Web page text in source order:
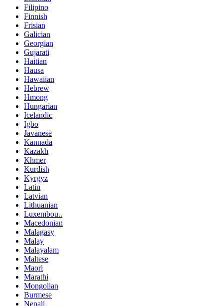
Filipino
Finnish
Frisian
Galician
Georgian
Gujarati
Haitian
Hausa
Hawaiian
Hebrew
Hmong
Hungarian
Icelandic
Igbo
Javanese
Kannada
Kazakh
Khmer
Kurdish
Kyrgyz
Latin
Latvian
Lithuanian
Luxembou..
Macedonian
Malagasy
Malay
Malayalam
Maltese
Maori
Marathi
Mongolian
Burmese
Nepali